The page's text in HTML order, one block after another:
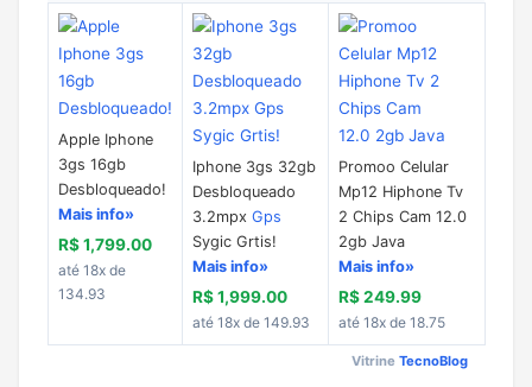
Apple Iphone
3gs 16gb
Desbloqueado!
Mais info»
R$ 1,799.00
até 18x de
134.93
Iphone 3gs 32gb
Desbloqueado
3.2mpx Gps
Sygic Grtis!
Mais info»
R$ 1,999.00
até 18x de 149.93
Promoo Celular
Mp12 Hiphone Tv
2 Chips Cam 12.0
2gb Java
Mais info»
R$ 249.99
até 18x de 18.75
Vitrine TecnoBlog